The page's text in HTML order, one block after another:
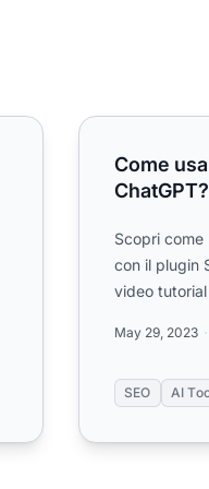
Come usare il
Come
ChatGPT?
Scopri come
con il plugin
video
May 29, 2023
SEO AI